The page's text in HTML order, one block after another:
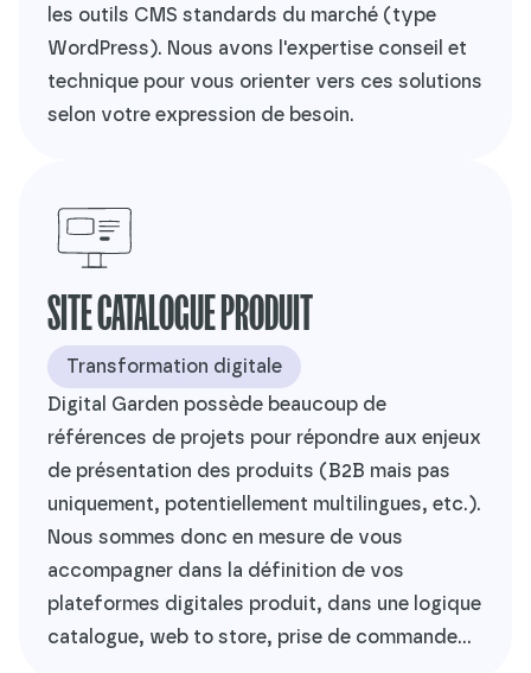
les outils CMS standards du marché (type
WordPress). Nous avons l'expertise conseil et
technique pour vous orienter vers ces solutions
selon votre expression de besoin.
SITE CATALOGUE PRODUIT
Transformation digitale
Digital Garden possède beaucoup de
références de projets pour répondre aux enjeux
de présentation des produits (B2B mais pas
uniquement, potentiellement multilingues, etc.).
Nous sommes donc en mesure de vous
accompagner dans la définition de vos
plateformes digitales produit, dans une logique
catalogue, web to store, prise de commande...